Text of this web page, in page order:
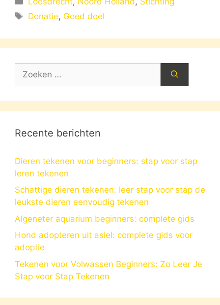
Tags
Donatie, Goed doel
naar:
Recente berichten
Dieren tekenen voor beginners: stap voor stap
leren tekenen
Schattige dieren tekenen: leer stap voor stap de
leukste dieren eenvoudig tekenen
Algeneter aquarium beginners: complete gids
Hond adopteren uit asiel: complete gids voor
adoptie
Tekenen voor Volwassen Beginners: Zo Leer Je
Stap voor Stap Tekenen